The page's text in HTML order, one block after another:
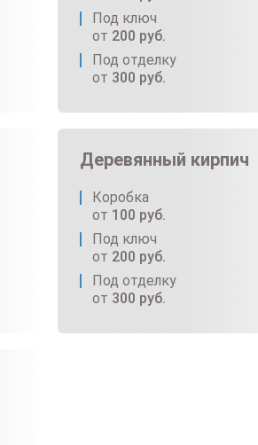
Под ключ
от 200 руб.
Под отделку
от 300 руб.
Деревянный кирпич
Коробка
от 100 руб.
Под ключ
от 200 руб.
Под отделку
от 300 руб.